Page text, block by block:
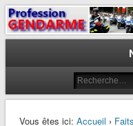
Profession
Le journal des gendarmes
Vous êtes ici: Accueil ›